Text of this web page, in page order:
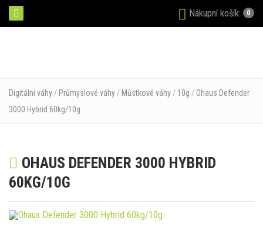
Nákupní košík: 0
Digitální váhy / Průmyslové váhy / Můstkové váhy / 10g / Ohaus Defender
3000 Hybrid 60kg/10g
OHAUS DEFENDER 3000 HYBRID
60KG/10G